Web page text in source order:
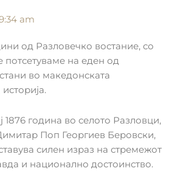
am
од Разловечко востание, со
потсетуваме на еден од
во македонската
1876 година во селото Разловци,
Поп Георгиев Беровски,
силен израз на стремежот
и национално достоинство.